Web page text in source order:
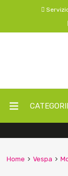
Home Vespa